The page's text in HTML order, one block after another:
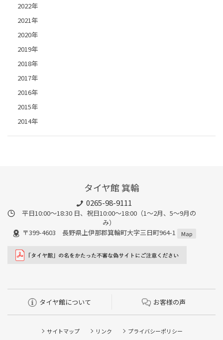
2022年
2021年
2020年
2019年
2018年
2017年
2016年
2015年
2014年
タイヤ館 箕輪
0265-98-9111
平日10:00～18:30 日、祝日10:00～18:00（1～2月、5～9月の
み）
〒399-4603 長野県上伊那郡箕輪町大字三日町964-1
Map
タイヤ館について お客様の声
サイトマップ リンク
プライバシーポリシー